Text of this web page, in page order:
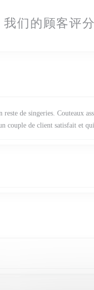
我们的顾客评分
de singeries. Couteaux
couple de client satisfait et